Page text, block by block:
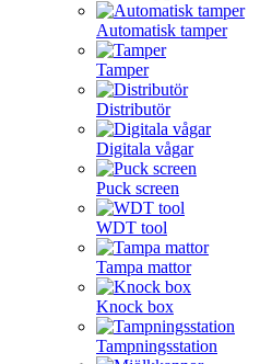
Automatisk tamper
Tamper
Distributör
Digitala vågar
Puck screen
WDT tool
Tampa mattor
Knock box
Tampningsstation